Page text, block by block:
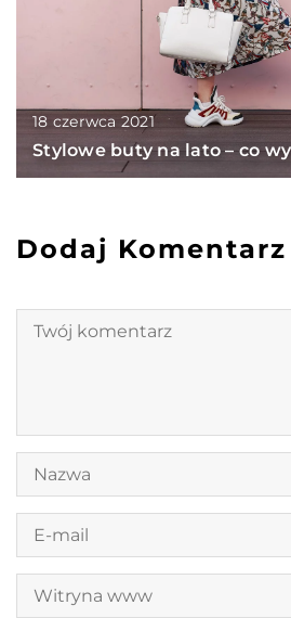
18 czerwca 2021
Stylowe buty na lato – co
Dodaj Komentarz